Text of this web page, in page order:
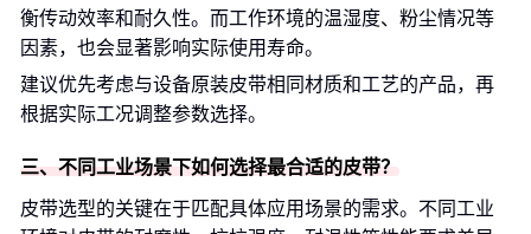
衡传动效率和耐久性。而工作环境的温湿度、粉尘情况等
因素，也会显著影响实际使用寿命。
建议优先考虑与设备原装皮带相同材质和工艺的产品，再
根据实际工况调整参数选择。
三、不同工业场景下如何选择最合适的皮带？
皮带选型的关键在于匹配具体应用场景的需求。不同工业